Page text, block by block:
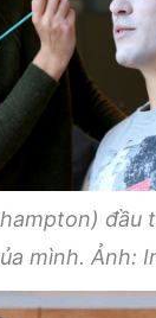
đầu
mình. Ảnh: